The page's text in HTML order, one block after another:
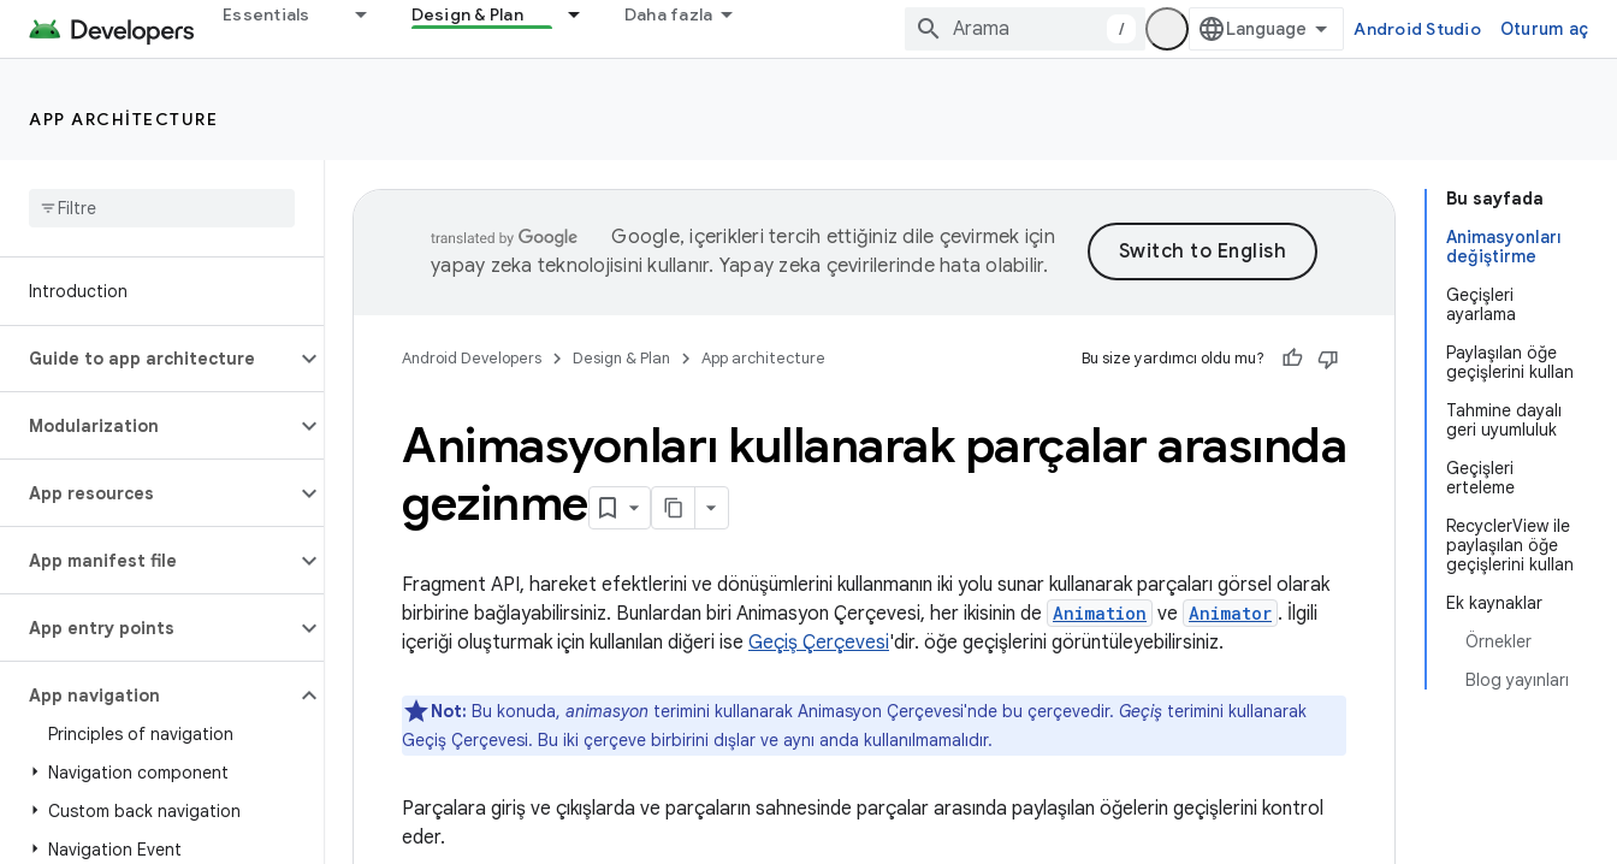
Essentials Design & Plan Daha fazla
/ Android Studio Oturum aç
APP ARCHITECTURE
Introduction
Guide to app architecture
Modularization
App resources
App manifest file
App entry points
App navigation
Principles of navigation
Navigation component
Custom back navigation
Navigation Event
Bu sayfada
Animasyonları
değiştirme
Geçişleri
ayarlama
Paylaşılan öğe
geçişlerini kullan
Tahmine dayalı
geri uyumluluk
Geçişleri
erteleme
RecyclerView ile
paylaşılan öğe
geçişlerini kullan
Ek kaynaklar
Örnekler
Blog yayınları
Google, içerikleri tercih ettiğiniz dile çevirmek için
yapay zeka teknolojisini kullanır. Yapay zeka çevirilerinde hata olabilir.
Android Developers Design & Plan App architecture Bu size yardımcı oldu mu?
Animasyonları kullanarak parçalar arasında
gezinme
Fragment API, hareket efektlerini ve dönüşümlerini kullanmanın iki yolu sunar kullanarak parçaları görsel olarak
birbirine bağlayabilirsiniz. Bunlardan biri Animasyon Çerçevesi, her ikisinin de Animation ve Animator . İlgili
içeriği oluşturmak için kullanılan diğeri ise Geçiş Çerçevesi'dir. öğe geçişlerini görüntüleyebilirsiniz.
Not: Bu konuda, animasyon terimini kullanarak Animasyon Çerçevesi'nde bu çerçevedir. Geçiş terimini kullanarak
Geçiş Çerçevesi. Bu iki çerçeve birbirini dışlar ve aynı anda kullanılmamalıdır.
Parçalara giriş ve çıkışlarda ve parçaların sahnesinde parçalar arasında paylaşılan öğelerin geçişlerini kontrol
eder.